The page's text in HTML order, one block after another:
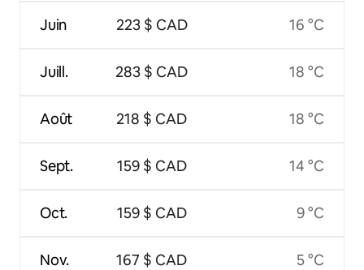
Juin
Juill.
Août
Sept.
Oct.
Nov.
223 $ CAD
283 $ CAD
218 $ CAD
159 $ CAD
159 $ CAD
167 $ CAD
16 °C
18 °C
18 °C
14 °C
9 °C
5 °C